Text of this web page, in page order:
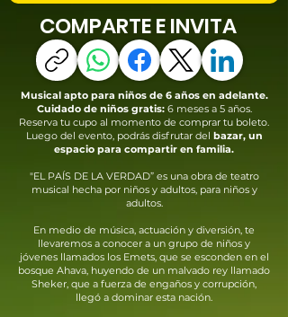
COMPARTE E INVITA
Musical apto para niños de 6 años en adelante.
Cuidado de niños gratis:6 meses a 5 años.
Reserva tu cupo al momento de comprar tu boleto.
Luego del evento, podrás disfrutar del bazar, un
espacio para compartir en familia.
"EL PAÍS DE LA VERDAD” es una obra de teatro
musical hecha por niños y adultos, para niños y
adultos.
En medio de música, actuación y diversión, te
llevaremos a conocer a un grupo de niños y
jóvenes llamados los Emets, que se esconden en el
bosque Ahava, huyendo de un malvado rey llamado
Sheker, que a fuerza de engaños y corrupción,
llegó a dominar esta nación.